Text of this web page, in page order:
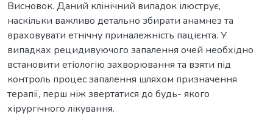
Висновок. Даний клінічний випадок ілюструє,
наскільки важливо детально збирати анамнез та
враховувати етнічну приналежність пацієнта. У
випадках рецидивуючого запалення очей необхідно
встановити етіологію захворювання та взяти під
контроль процес запалення шляхом призначення
терапії, перш ніж звертатися до будь- якого
хірургічного лікування.